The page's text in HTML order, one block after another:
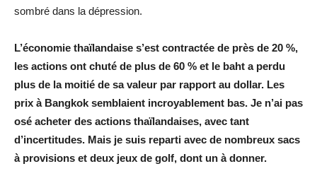
sombré dans la dépression.
L’économie thaïlandaise s’est contractée de près de 20 %,
les actions ont chuté de plus de 60 % et le baht a perdu
plus de la moitié de sa valeur par rapport au dollar. Les
prix à Bangkok semblaient incroyablement bas. Je n’ai pas
osé acheter des actions thaïlandaises, avec tant
d’incertitudes. Mais je suis reparti avec de nombreux sacs
à provisions et deux jeux de golf, dont un à donner.